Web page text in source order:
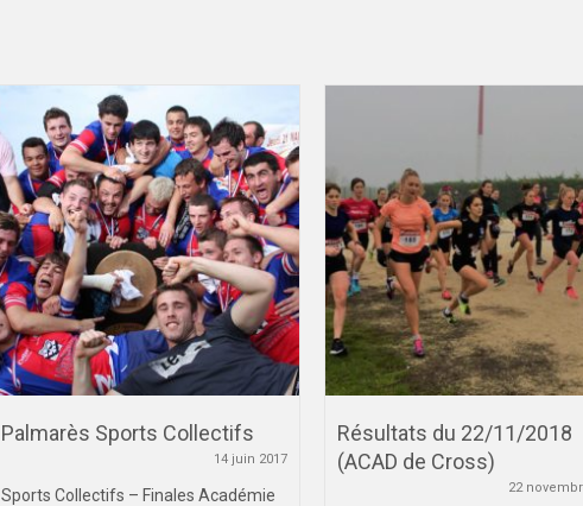
Palmarès Sports Collectifs
14 juin 2017
Sports Collectifs – Finales Académie
Résultats du 22/11/2018
(ACAD de Cross)
22